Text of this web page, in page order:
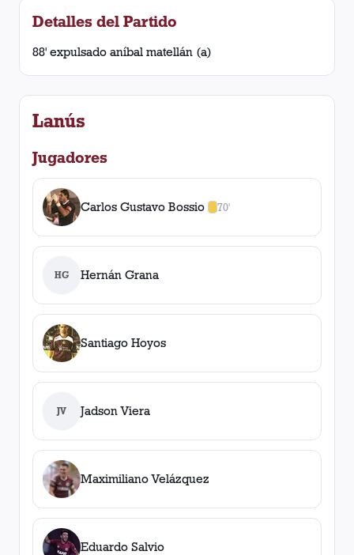
Detalles del Partido
88' expulsado aníbal matellán (a)
Lanús
Jugadores
Carlos Gustavo Bossio 70'
1amarilla
HG Hernán Grana
Santiago Hoyos
JV Jadson Viera
Maximiliano Velázquez
Eduardo Salvio